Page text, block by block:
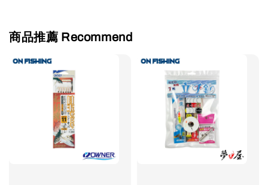
商品推薦 Recommend